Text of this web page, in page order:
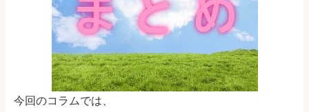
今回のコラムでは、